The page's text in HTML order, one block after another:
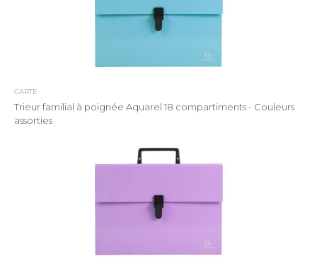
CARTE
Trieur familial à poignée Aquarel 18 compartiments - Couleurs
assorties